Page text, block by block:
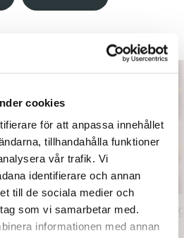
cookies
för att anpassa innehållet
tillhandahålla funktioner
vår trafik. Vi
identifierare och annan
till de sociala medier och
som vi samarbetar med.
informationen med annan
litteratur
ARTIKLAR